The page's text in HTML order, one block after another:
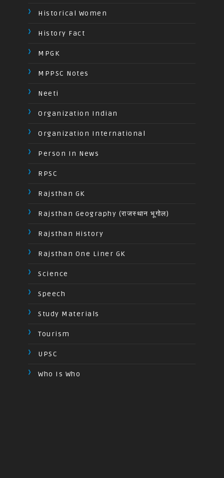
Historical Women
History Fact
MPGK
MPPSC Notes
Neeti
Organization Indian
Organization International
Person In News
RPSC
Rajsthan GK
Rajsthan Geography (राजस्थान भूगोल)
Rajsthan History
Rajsthan One Liner GK
Science
Speech
Study Materials
Tourism
UPSC
Who Is Who